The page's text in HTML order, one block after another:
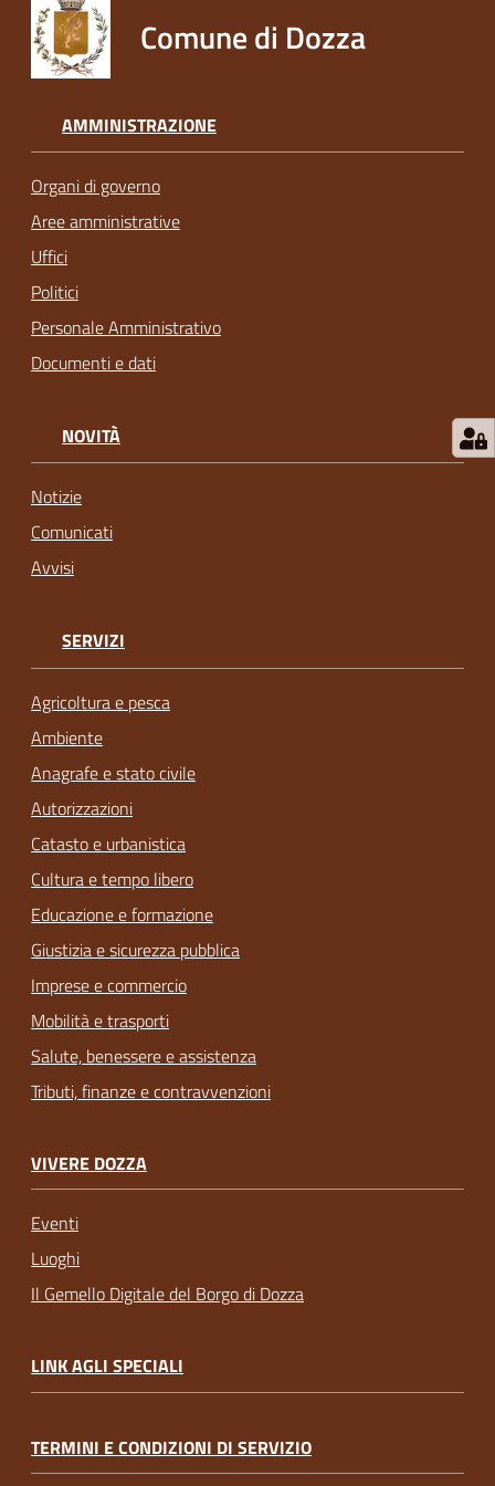
Comune di Dozza
AMMINISTRAZIONE
Organi di governo
Aree amministrative
Uffici
Politici
Personale Amministrativo
Documenti e dati
NOVITÀ
Notizie
Comunicati
Avvisi
SERVIZI
Agricoltura e pesca
Ambiente
Anagrafe e stato civile
Autorizzazioni
Catasto e urbanistica
Cultura e tempo libero
Educazione e formazione
Giustizia e sicurezza pubblica
Imprese e commercio
Mobilità e trasporti
Salute, benessere e assistenza
Tributi, finanze e contravvenzioni
VIVERE DOZZA
Eventi
Luoghi
Il Gemello Digitale del Borgo di Dozza
LINK AGLI SPECIALI
TERMINI E CONDIZIONI DI SERVIZIO